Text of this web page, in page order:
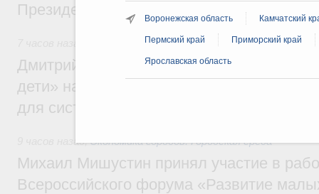
Воронежская область Камчатский
Пермский край Приморский край
Ярославская область
Президента Южной Осетии Маратом
Молодёжная политика
Дмитрий Чернышенко: В рамках
дети» на форуме «Машук» будут
для системы образования России
9 часов назад,Экономика городов. Городская среда
Михаил Мишустин принял участие в
Всероссийского форума «Развитие